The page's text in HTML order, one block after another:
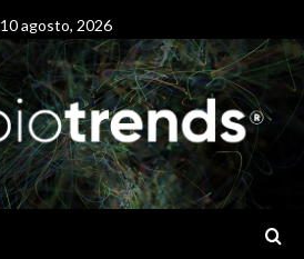
10 agosto, 2026